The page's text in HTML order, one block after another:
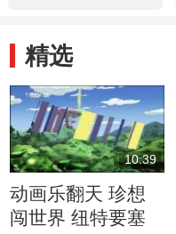
精选
10:39
动画乐翻天 珍想
闯世界 纽特要塞